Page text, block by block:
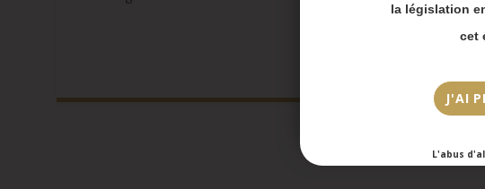
la législation
cet
J'AI
L'abus
Merci de bien
Les envois
Honoré et cave
septembre.